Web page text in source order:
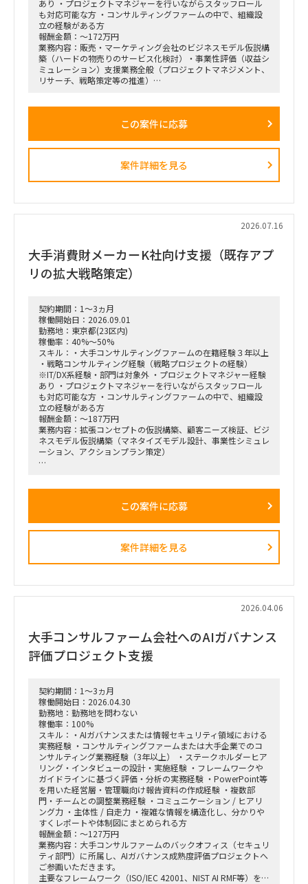
ながら実効性の高い設計を行います。
あり ・プロジェクトマネジャーを行いながらスタッフロール
も対応可能な方 ・コンサルティングファームの中で、組織設
立の経験がある方
報酬金額：～172万円
業務内容：販売・マーケティング会社のビジネスモデル仮説構
築（ハードの物売りのサービス化検討）・事業性評価（収益シ
ミュレーション）支援業務全般（プロジェクトマネジメント、
リサーチ、戦略策定等の推進）
正解がない難易度の高いPJ」にプロジェクトをリードする立場
（例）
・市場環境分析、潜在市場規模（TAM、SAM）の推計、および
競合モデル調査を通じた成長戦略立案
ンス（BDD）の実行、および買収後のPMI支援
・財務モデリング（トップライン・コストの構成要素分解）を
・事業再生に向けた不採算事業の見直し、プロダクトポートフ
ォリオマネジメント、組織再編計画策定、および全社コスト削
減実行支援
この案件に応募
案件詳細を見る
2026.07.16
大手消費財メーカーK社向け支援（既存アプ
リの拡大戦略策定）
契約期間：1～3ヵ月
稼働開始日：2026.09.01
勤務地：東京都(23区内)
稼働率：40%～50%
スキル：・大手コンサルティングファームの在籍経験３年以上
・戦略コンサルティング経験（戦略プロジェクトの経験）
※IT/DX系経験・部門は対象外 ・プロジェクトマネジャー経験
あり ・プロジェクトマネジャーを行いながらスタッフロール
も対応可能な方 ・コンサルティングファームの中で、組織設
立の経験がある方
報酬金額：～187万円
業務内容：拡張コンセプトの仮説構築、顧客ニーズ検証、ビジ
ネスモデル仮説構築（マネタイズモデル設計、事業性シミュレ
ーション、アクションプラン策定）
・全社戦略・事業戦略および中期経営計画策定
競合モデル調査を通じた成長戦略立案
・M&A・アライアンス戦略の立案、ビジネスデューデリジェ
・財務モデリング（トップライン・コストの構成要素分解）を
用いた事業計画の蓋然性検証と買収効果定量化
・新規事業開発における事業コンセプト策定、プロトタイピン
ォリオマネジメント、組織再編計画策定、および全社コスト削
減実行支援
この案件に応募
案件詳細を見る
2026.04.06
大手コンサルファーム会社へのAIガバナンス
評価プロジェクト支援
契約期間：1～3ヵ月
稼働開始日：2026.04.30
勤務地：勤務地を問わない
稼働率：100%
スキル：・AIガバナンスまたは情報セキュリティ領域における
実務経験 ・コンサルティングファームまたは大手企業でのコ
ンサルティング業務経験（3年以上） ・ステークホルダーヒア
リング・インタビューの設計・実施経験 ・フレームワークや
ガイドラインに基づく評価・分析の実務経験 ・PowerPoint等
を用いた経営層・管理職向け報告資料の作成経験 ・複数部
門・チームとの調整業務経験 ・コミュニケーション / ヒアリ
ング力 ・主体性 / 自走力 ・複雑な情報を構造化し、分かりや
すくレポートや体制図にまとめられる方
報酬金額：～127万円
業務内容：大手コンサルファームのバックオフィス（セキュリ
ティ部門）に所属し、AIガバナンス成熟度評価プロジェクトへ
ご参画いただきます。
主要なフレームワーク（ISO/IEC 42001、NIST AI RMF等）を活